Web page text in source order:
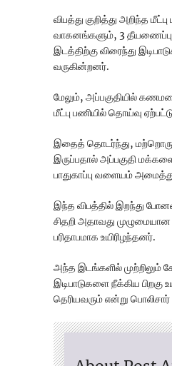
விபத்து குறித்து அறிந்த
வாகனங்களும், 3
இடத்திற்கு விரைந்து
வருகின்றனர்.
மேலும், அப்பகுதியில்
மீட்பு பணியில் தொய்வு
இதைத் தொடர்ந்து, மற்றொரு
இருப்பதால் அப்பகுதி
பாதுகாப்பு வளையம்
இந்த விபத்தில் இறந்து
சிதறி அதாவது முழுமையான
பரிதாபமாக உயிரிழந்தனர்.
அந்த இடங்களில் முற்றிலும்
இடிபாடுகளை நீக்கிய
தெரியவரும் என்று